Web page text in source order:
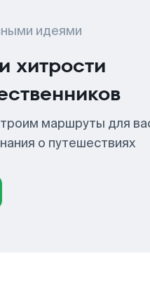
идеями
хитрости
маршруты для
о путешествиях